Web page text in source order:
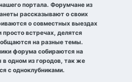
портала. Форумчане из
рассказывают о своих
о совместных выездах
встречах, делятся
на разные темы.
форума собираются на
одном из городов, так же
с одноклубниками.